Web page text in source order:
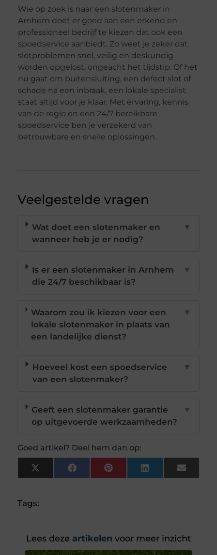
Wie op zoek is naar een slotenmaker in
Arnhem doet er goed aan een erkend en
professioneel bedrijf te kiezen dat ook een
spoedservice aanbiedt. Zo weet je zeker dat
slotproblemen snel, veilig en deskundig
worden opgelost, ongeacht het tijdstip. Of het
nu gaat om buitensluiting, een defect slot of
schade na een inbraak, een lokale specialist
staat altijd voor je klaar. Met ervaring, kennis
van de regio en een 24/7 bereikbare
spoedservice ben je verzekerd van
betrouwbare en snelle oplossingen.
Veelgestelde vragen
Wat doet een slotenmaker en
wanneer heb je er nodig?
▼
Is er een slotenmaker in Arnhem
die 24/7 beschikbaar is?
▼
Waarom zou ik kiezen voor een
lokale slotenmaker in plaats van
een landelijke dienst?
▼
Hoeveel kost een spoedservice
van een slotenmaker?
▼
Geeft een slotenmaker garantie
op uitgevoerde werkzaamheden?
▼
Goed artikel? Deel hem dan op:
X
(Twitter)
FacebookPinterestLinkedInEmail
Tags:
Lees deze artikelen voor meer inzicht